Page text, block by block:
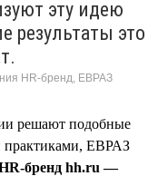
эту идею
результаты это
HR-бренд, ЕВРАЗ
решают подобные
практиками, ЕВРАЗ
бренд hh.ru —